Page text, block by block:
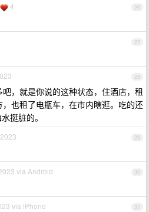
26
4
27
28
，就是你说的这种状态，住酒店，租
也租了电瓶车，在市内瞎逛。吃的还
挺脏的。
29
30
via Android
31
via iPhone